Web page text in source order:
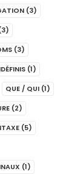
(3)
(3)
(1)
QUE / QUI (1)
(2)
(5)
(1)